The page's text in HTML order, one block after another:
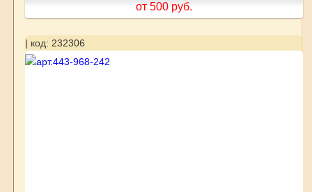
от 500 руб.
| код: 232306